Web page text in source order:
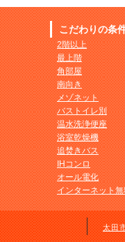
こだわりの条
2階以上
最上階
角部屋
南向き
メゾネット
バストイレ別
温水洗浄便座
浴室乾燥機
追焚きバス
IHコンロ
オール電化
インターネット
太田